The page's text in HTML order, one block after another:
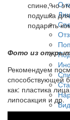
О
спине, но
подушка
подарить
Фото из
Рекомендуем
способствующей
как: пластика
липосакция и др.